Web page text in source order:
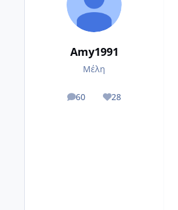
Amy1991
Μέλη
60
posts 28
Reputation